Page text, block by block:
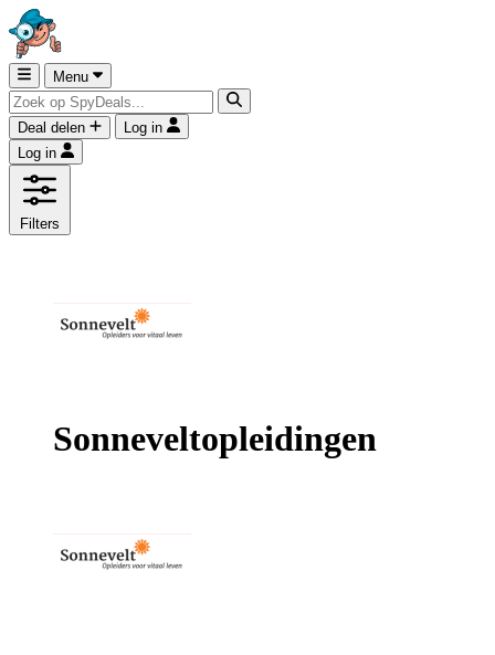
Menu
Deal delen
Log in
Log in
Filters
Sonneveltopleidingen